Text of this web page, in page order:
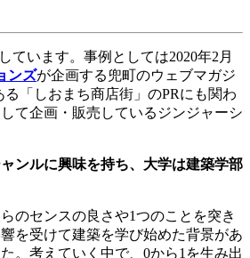
ています。事例としては2020年2 月
ンズが企画する兜町のウェブマガジ
る「しおまち商店街」のPRにも関わ
て企画・販売しているジンジャーシ
ンルに興味を持ち、大学は建築学部
のセンスの良さや1つのことを突き
を受けて建築を学び始めた背景があ
。考えていく中で、 0から1 を生み出